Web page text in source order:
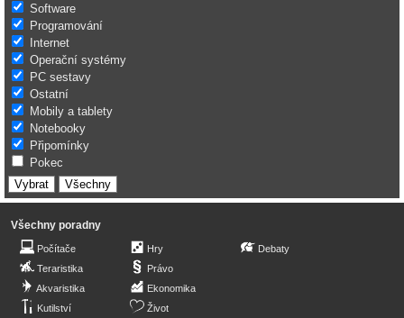
Software
Programování
Internet
Operační systémy
PC sestavy
Ostatní
Mobily a tablety
Notebooky
Připomínky
Pokec
Všechny poradny
Počítače
Teraristika
Akvaristika
Kutilství
Hry
Právo
Ekonomika
Život
Debaty